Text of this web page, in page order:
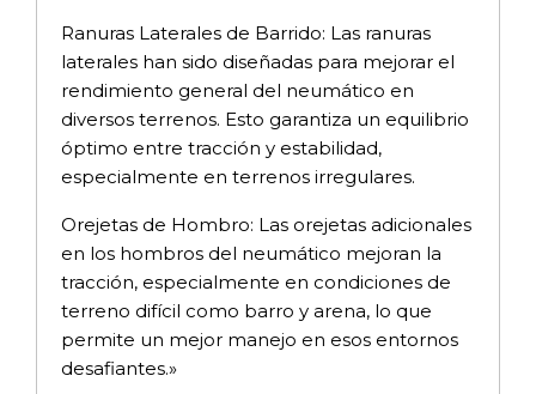
Ranuras Laterales de Barrido: Las ranuras
laterales han sido diseñadas para mejorar el
rendimiento general del neumático en
diversos terrenos. Esto garantiza un equilibrio
óptimo entre tracción y estabilidad,
especialmente en terrenos irregulares.
Orejetas de Hombro: Las orejetas adicionales
en los hombros del neumático mejoran la
tracción, especialmente en condiciones de
terreno difícil como barro y arena, lo que
permite un mejor manejo en esos entornos
desafiantes.»